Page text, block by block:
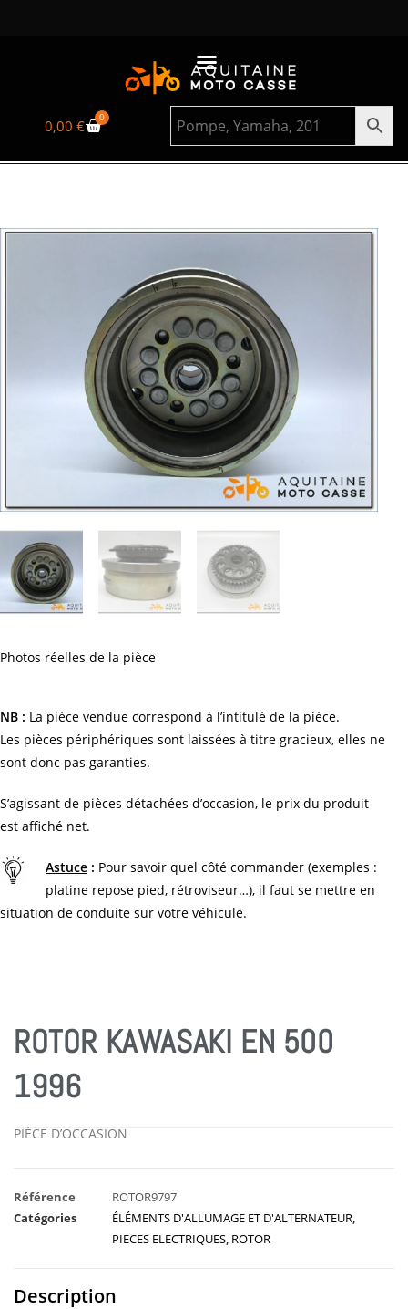
0,00€ 0
Photos réelles de la pièce
NB : La pièce vendue correspond à l’intitulé de la pièce.
Les pièces périphériques sont laissées à titre gracieux, elles ne
sont donc pas garanties.
S’agissant de pièces détachées d’occasion, le prix du produit
est affiché net.
Astuce : Pour savoir quel côté commander (exemples :
platine repose pied, rétroviseur…), il faut se mettre en
situation de conduite sur votre véhicule.
ROTOR KAWASAKI EN 500
1996
PIÈCE D’OCCASION
Référence
ROTOR9797
Catégories
ÉLÉMENTS D'ALLUMAGE ET D'ALTERNATEUR
PIECES ELECTRIQUES ROTOR
Description